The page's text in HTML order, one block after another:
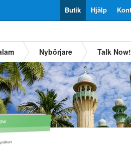
Hjälp
Butik
Nybörjare Talk